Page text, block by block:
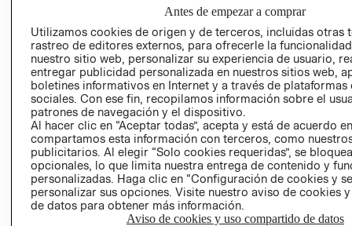
RELACIÓN CON
INVERSIONISTAS
POLÍTICA
EMPRESARIAL
TIENDAS
- RETIRO EN
TIENDA
TÉRMINOS Y
CONDICIONES
AVISO DE
PRIVACIDAD
GIFT CARD
AVISO DE
COOKIES
Antes de empezar a comprar
Utilizamos cookies de origen y de terceros, incluidas otras
rastreo de editores externos, para ofrecerle la
nuestro sitio web, personalizar su experiencia de usuario,
entregar publicidad personalizada en nuestros sitios web,
boletines informativos en Internet y a través de plataformas
sociales. Con ese fin, recopilamos información sobre el
patrones de navegación y el dispositivo.
Al hacer clic en “Aceptar todas”, acepta y está de acuerdo
compartamos esta información con terceros, como
publicitarios. Al elegir “Solo cookies requeridas”, se
opcionales, lo que limita nuestra entrega de contenido y
personalizadas. Haga clic en “Configuración de cookies y
personalizar sus opciones. Visite nuestro aviso de cookies
de datos para obtener más información.
Aviso de cookies y uso compartido de datos